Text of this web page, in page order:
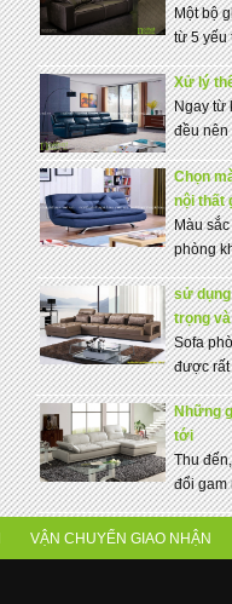
Một bộ
từ 5 yếu
Xử lý
Ngay từ
đều nên
Chọn
nội thất
Màu
phòng
sử
trọng
Sofa
được rất
Những
tới
Thu
đổi gam
VẬN CHUYỂN GIAO NHẬN